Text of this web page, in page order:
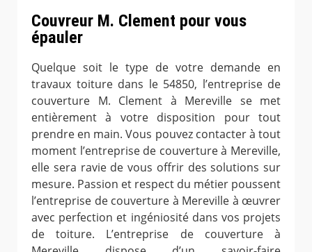
Couvreur M. Clement pour vous
épauler
Quelque soit le type de votre demande en
travaux toiture dans le 54850, l’entreprise de
couverture M. Clement à Mereville se met
entièrement à votre disposition pour tout
prendre en main. Vous pouvez contacter à tout
moment l’entreprise de couverture à Mereville,
elle sera ravie de vous offrir des solutions sur
mesure. Passion et respect du métier poussent
l’entreprise de couverture à Mereville à œuvrer
avec perfection et ingéniosité dans vos projets
de toiture. L’entreprise de couverture à